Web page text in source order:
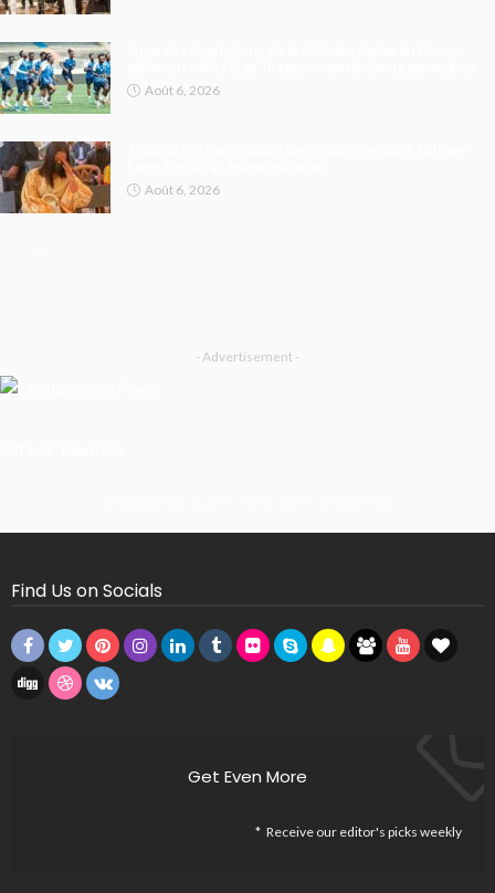
Août 6, 2026
Août 6, 2026
- Advertisement -
Find Us on Socials
Get Even More
Receive our editor's picks weekly